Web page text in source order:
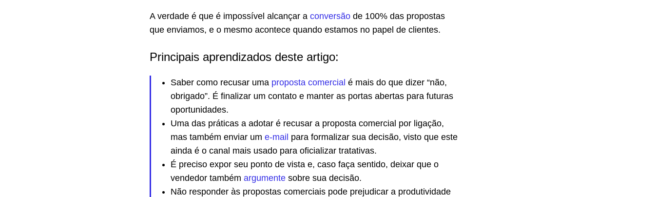
A verdade é que é impossível alcançar a conversão de 100% das propostas
que enviamos, e o mesmo acontece quando estamos no papel de clientes.
Principais aprendizados deste artigo:
Saber como recusar uma proposta comercial é mais do que dizer “não,
obrigado”. É finalizar um contato e manter as portas abertas para futuras
oportunidades.
Uma das práticas a adotar é recusar a proposta comercial por ligação,
mas também enviar um e-mail para formalizar sua decisão, visto que este
ainda é o canal mais usado para oficializar tratativas.
É preciso expor seu ponto de vista e, caso faça sentido, deixar que o
vendedor também argumente sobre sua decisão.
Não responder às propostas comerciais pode prejudicar a produtividade